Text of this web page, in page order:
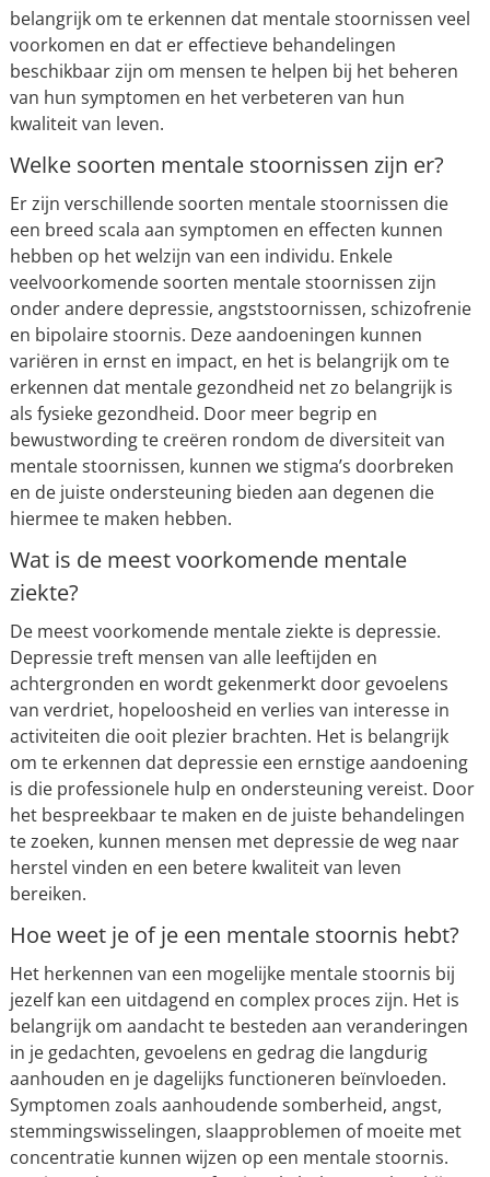
belangrijk om te erkennen dat mentale stoornissen veel
voorkomen en dat er effectieve behandelingen
beschikbaar zijn om mensen te helpen bij het beheren
van hun symptomen en het verbeteren van hun
kwaliteit van leven.
Welke soorten mentale stoornissen zijn er?
Er zijn verschillende soorten mentale stoornissen die
een breed scala aan symptomen en effecten kunnen
hebben op het welzijn van een individu. Enkele
veelvoorkomende soorten mentale stoornissen zijn
onder andere depressie, angststoornissen, schizofrenie
en bipolaire stoornis. Deze aandoeningen kunnen
variëren in ernst en impact, en het is belangrijk om te
erkennen dat mentale gezondheid net zo belangrijk is
als fysieke gezondheid. Door meer begrip en
bewustwording te creëren rondom de diversiteit van
mentale stoornissen, kunnen we stigma’s doorbreken
en de juiste ondersteuning bieden aan degenen die
hiermee te maken hebben.
Wat is de meest voorkomende mentale
ziekte?
De meest voorkomende mentale ziekte is depressie.
Depressie treft mensen van alle leeftijden en
achtergronden en wordt gekenmerkt door gevoelens
van verdriet, hopeloosheid en verlies van interesse in
activiteiten die ooit plezier brachten. Het is belangrijk
om te erkennen dat depressie een ernstige aandoening
is die professionele hulp en ondersteuning vereist. Door
het bespreekbaar te maken en de juiste behandelingen
te zoeken, kunnen mensen met depressie de weg naar
herstel vinden en een betere kwaliteit van leven
bereiken.
Hoe weet je of je een mentale stoornis hebt?
Het herkennen van een mogelijke mentale stoornis bij
jezelf kan een uitdagend en complex proces zijn. Het is
belangrijk om aandacht te besteden aan veranderingen
in je gedachten, gevoelens en gedrag die langdurig
aanhouden en je dagelijks functioneren beïnvloeden.
Symptomen zoals aanhoudende somberheid, angst,
stemmingswisselingen, slaapproblemen of moeite met
concentratie kunnen wijzen op een mentale stoornis.